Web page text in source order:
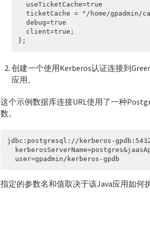
useTicketCache=true
ticketCache = "/home/gpadmin/
debug=true
client=true;
};
创建一个使用Kerberos认证连接到
应用。
这个示例数据库连接URL使用了一种
数。
jdbc:postgresql://kerberos-
user=gpadmin/kerberos-gpdb
指定的参数名和值取决于该Java应用如何